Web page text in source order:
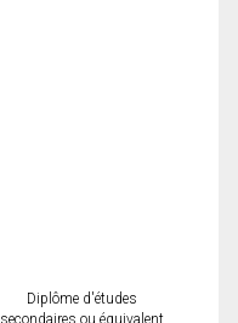
Diplôme d'études
secondaires ou équivalent